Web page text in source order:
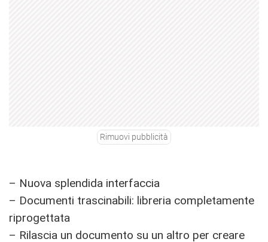
Rimuovi pubblicità
– Nuova splendida interfaccia
– Documenti trascinabili: libreria completamente
riprogettata
– Rilascia un documento su un altro per creare